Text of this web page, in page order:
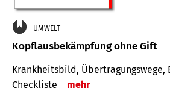
UMWELT
Kopflausbekämpfung ohne Gift
Krankheits­bild, Übertra­gungs­wege,
Check­liste
mehr